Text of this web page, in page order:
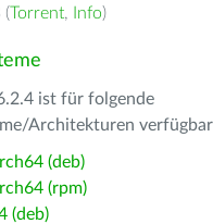
(Torrent, Info)
ist für folgende
Architekturen
(deb)
(rpm)
(deb)